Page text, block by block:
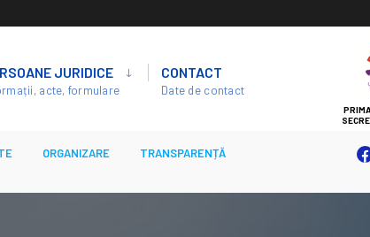
JURIDICE
acte, formulare
CONTACT
Date de contact
ORGANIZARE TRANSPARENȚĂ